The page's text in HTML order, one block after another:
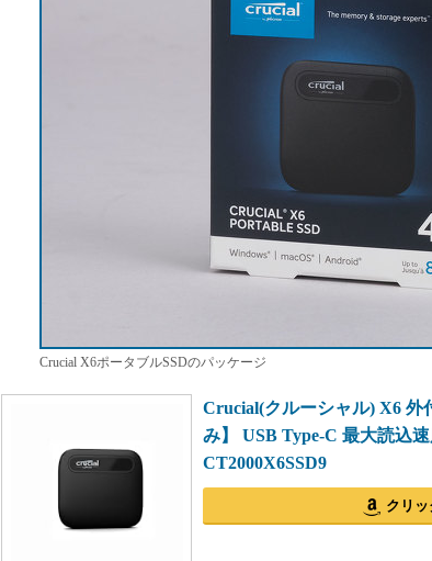
Crucial X6ポータブルSSDのパッケージ
Crucial(クルーシャル) X6 外
み】 USB Type-C 最大読込
CT2000X6SSD9
クリ